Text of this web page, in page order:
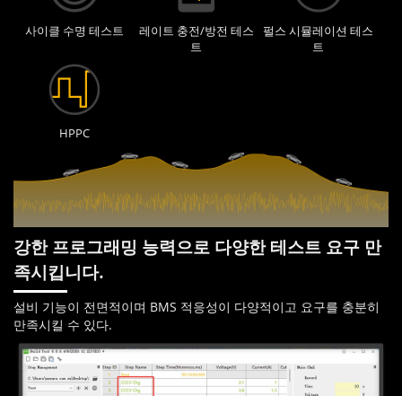
사이클 수명 테스트
레이트 충전/방전 테스
트
펄스 시뮬레이션 테스
트
HPPC
강한 프로그래밍 능력으로 다양한 테스트 요구 만
족시킵니다.
설비 기능이 전면적이며 BMS 적응성이 다양적이고 요구를 충분히
만족시킬 수 있다.